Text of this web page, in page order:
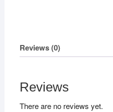
Reviews (0)
Reviews
There are no reviews yet.